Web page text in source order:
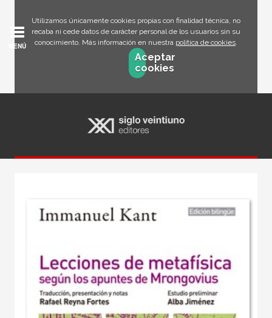
Utilizamos únicamente cookies propias con finalidad técnica, no
recaba ni cede datos de carácter personal de los usuarios sin su
conocimiento. Más información en nuestra política de cookies.
Aceptar
cookies
MENÚ